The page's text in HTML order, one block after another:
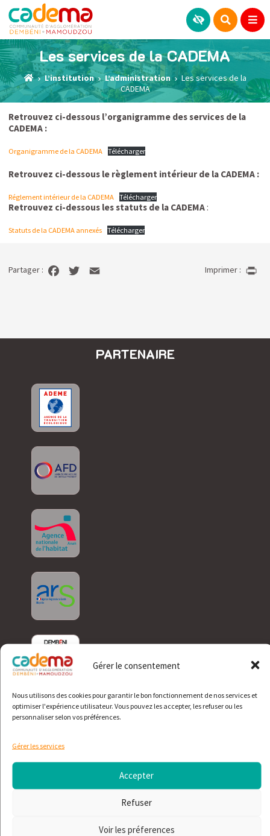
Gérer le consentement
Nous utilisons des cookies pour garantir le bon fonctionnement de nos services et
optimiser l'expérience utilisateur. Vous pouvez les accepter, les refuser ou les
personnaliser selon vos préférences.
Gérer les services
Accepter
Refuser
Voir les préferences
Les services de la CADEMA
L’institution L’administration
Les services de la
CADEMA
Retrouvez ci-dessous l’organigramme des services de la
CADEMA :
Organigramme de la CADEMA Télécharger
Retrouvez ci-dessous le règlement intérieur de la CADEMA :
Réglement intérieur de la CADEMA Télécharger
Retrouvez ci-dessous les statuts de la CADEMA :
Statuts de la CADEMA annexés Télécharger
Partager : Imprimer :
PARTENAIRE